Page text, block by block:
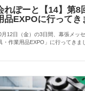
れぽーと【14】第8
品EXPOに行ってき
12日（金）の3日間、幕張メッ
作業用品EXPO」に行ってきま